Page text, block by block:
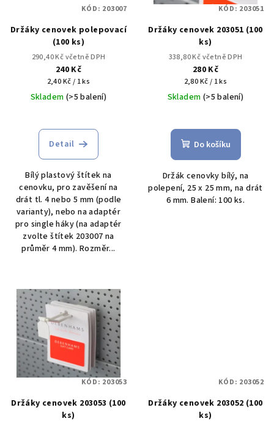
Držáky cenovek polepovací
(100 ks)
290,40 Kč včetně DPH
240 Kč
Měrná
cena:
2,40 Kč / 1 ks
Skladem (>5 balení)
Detail
Bílý plastový štítek na
cenovku, pro zavěšení na
drát tl. 4 nebo 5 mm (podle
varianty), nebo na adaptér
pro single háky (na adaptér
zvolte štítek 203007 na
průměr 4 mm). Rozměr...
KÓD: 203007
Držáky cenovek 203051 (100
ks)
338,80 Kč včetně DPH
280 Kč
Měrná
cena:
2,80 Kč / 1 ks
Skladem (>5 balení)
Do košíku
Držák cenovky bílý, na
polepení, 25 x 25 mm, na drát
6 mm. Balení: 100 ks.
KÓD: 203051
Držáky cenovek 203053 (100
ks)
KÓD: 203053
Držáky cenovek 203052 (100
ks)
KÓD: 203052